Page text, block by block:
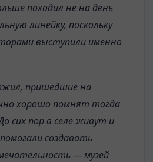
походил не на день
линейку, поскольку
выступили именно
пришедшие на
хорошо помнят тогда
сих пор в селе живут и
создавать
— музей